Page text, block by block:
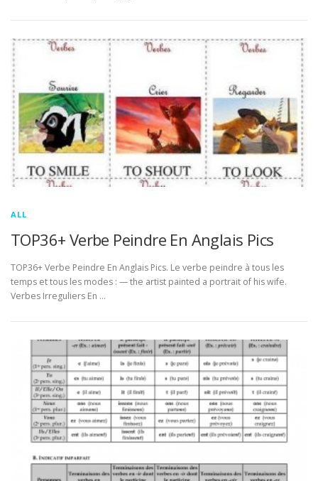
ALL
TOP36+ Verbe Peindre En Anglais Pics
TOP36+ Verbe Peindre En Anglais Pics. Le verbe peindre à tous les
temps et tous les modes : — the artist painted a portrait of his wife.
Verbes Irreguliers En …